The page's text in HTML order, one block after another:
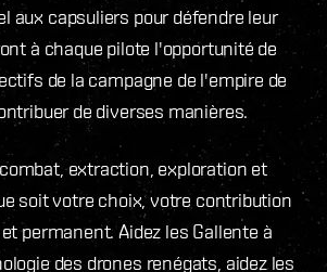
aux capsuliers pour défendre leur
à chaque pilote l'opportunité de
de la campagne de l'empire de
de diverses manières.
extraction, exploration et
soit votre choix, votre contribution
permanent. Aidez les Gallente à
des drones renégats, aidez les